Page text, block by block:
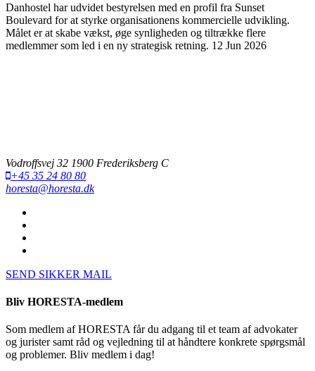
Danhostel har udvidet bestyrelsen med en profil fra Sunset
Boulevard for at styrke organisationens kommercielle udvikling.
Målet er at skabe vækst, øge synligheden og tiltrække flere
medlemmer som led i en ny strategisk retning. 12 Jun 2026
Vodroffsvej 32 1900 Frederiksberg C
+45 35 24 80 80
horesta@horesta.dk
SEND SIKKER MAIL
Bliv HORESTA-medlem
Som medlem af HORESTA får du adgang til et team af advokater
og jurister samt råd og vejledning til at håndtere konkrete spørgsmål
og problemer. Bliv medlem i dag!